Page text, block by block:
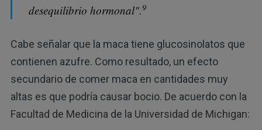
desequilibrio hormonal".9
Cabe señalar que la maca tiene glucosinolatos que
contienen azufre. Como resultado, un efecto
secundario de comer maca en cantidades muy
altas es que podría causar bocio. De acuerdo con la
Facultad de Medicina de la Universidad de Michigan: